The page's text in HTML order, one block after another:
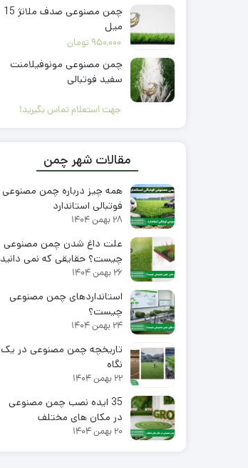
چمن مصنوعی صدف ملانژ 15
میل
950,000 تومان
چمن مصنوعی مونوفیلامنت
سفید فوتبالی
جهت استعلام تماس بگیرید!
مقالات شهر چمن
همه چیز درباره چمن مصنوعی
فوتبالی استاندارد
۲۸ بهمن ۱۴۰۴
علت داغ شدن چمن مصنوعی
چیست؟ حقایقی که نمی دانید
۲۶ بهمن ۱۴۰۴
استانداردهای چمن مصنوعی
چیست؟
۲۴ بهمن ۱۴۰۴
تاریخچه چمن مصنوعی در یک
نگاه
۲۲ بهمن ۱۴۰۴
35 ایده نصب چمن مصنوعی
در مکان های مختلف
۲۰ بهمن ۱۴۰۴